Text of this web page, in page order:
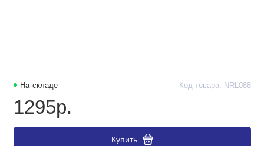
На складе Код товара: NRL088
1295р.
Купить